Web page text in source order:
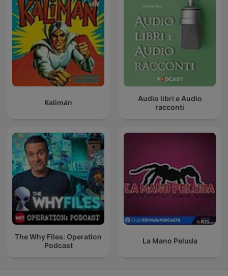
Kalimán
Audio libri e Audio
racconti
The Why Files: Operation
Podcast
La Mano Peluda